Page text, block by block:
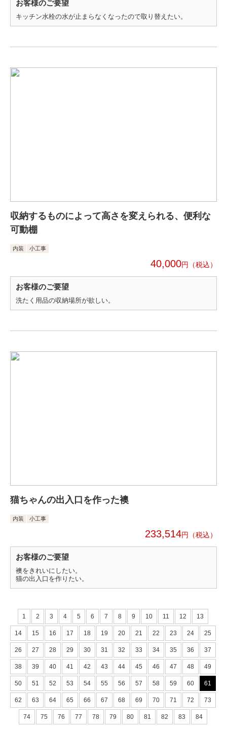
お客様のご要望
キッチン水栓の水が止まらなくなったので取り替えたい。
収納するものによって高さを変えられる、便利な
可動棚
内装 小工事
40,000円
お客様のご要望
洗たく用品の収納場所が欲しい。
猫ちゃんの出入口を作った襖
内装 小工事
233,514円
お客様のご要望
襖をきれいにしたい。
猫の出入口を作りたい。
1 2 3 4 5 6 7 8 9 10 11 12 13
14 15 16 17 18 19 20 21 22 23 24 25
26 27 28 29 30 31 32 33 34 35 36 37
38 39 40 41 42 43 44 45 46 47 48 49
50 51 52 53 54 55 56 57 58 59 60 61
62 63 64 65 66 67 68 69 70 71 72 73
74 75 76 77 78 79 80 81 82 83 84